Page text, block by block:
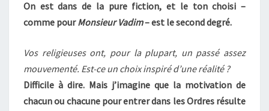
On est dans de la pure fiction, et le ton choisi –
comme pourMonsieur Vadim– est le second degré.
Vos religieuses ont, pour la plupart, un passé assez
mouvementé. Est-ce un choix inspiré d’une réalité ?
Difficile à dire. Mais j’imagine que la motivation de
chacun ou chacune pour entrer dans les Ordres résulte